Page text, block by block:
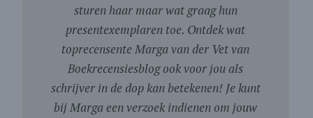
sturen haar maar wat graag hun
presentexemplaren toe. Ontdek wat
toprecensente Marga van der Vet van
Boekrecensiesblog ook voor jou als
schrijver in de dop kan betekenen! Je kunt
bij Marga een verzoek indienen om jouw